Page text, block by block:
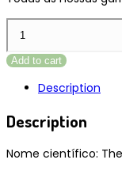
Cacau
Rapé
(novo)
Add to cart
Description
Description
Nome científico: